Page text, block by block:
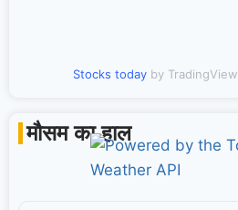
Stocks todayby TradingView
मौसम का हाल